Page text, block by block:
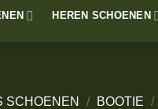
HEREN SCHOENEN
SCHOENEN / BOOTIE /